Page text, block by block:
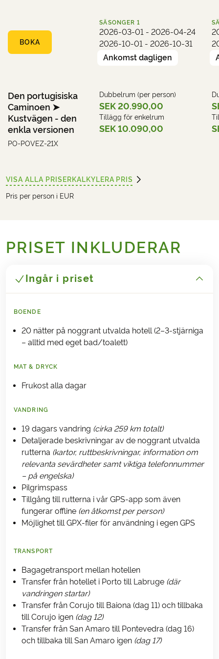
lättnad och stolthet över att ha fullbordat
Hotell (exempel):Hotel Lux Santiago
BOKA
Den portugisiska
Caminoen ➤
Kustvägen - den
enkla versionen
PO-POVEZ-21X
SÄSONGER 1
2026-03-01 - 2026-04-24
2026-10-01 - 2026-10-31
Ankomst dagligen
Dubbelrum (per person)
SEK 20.990,00
Tillägg för enkelrum
SEK 10.090,00
VISA ALLA PRISERKALKYLERA PRIS
Pris per person i EUR
PRISET INKLUDERAR
Ingår i priset
BOENDE
20 nätter på noggrant utvalda hotell (2–3-stjärniga
– alltid med eget bad/toalett)
MAT & DRYCK
Frukost alla dagar
VANDRING
19 dagars vandring (cirka 259 km totalt)
Detaljerade beskrivningar av de noggrant utvalda
rutterna (kartor, ruttbeskrivningar, information om
relevanta sevärdheter samt viktiga telefonnummer
– på engelska)
Pilgrimspass
Tillgång till rutterna i vår GPS-app som även
fungerar offline (en åtkomst per person)
Möjlighet till GPX-filer för användning i egen GPS
TRANSPORT
Bagagetransport mellan hotellen
Transfer från hotellet i Porto till Labruge (där
vandringen startar)
Transfer från Corujo till Baiona (dag 11) och tillbaka
till Corujo igen (dag 12)
Transfer från San Amaro till Pontevedra (dag 16)
och tillbaka till San Amaro igen (dag 17)